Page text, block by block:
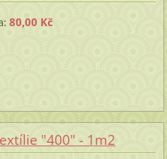
80,00 Kč
"400" - 1m2